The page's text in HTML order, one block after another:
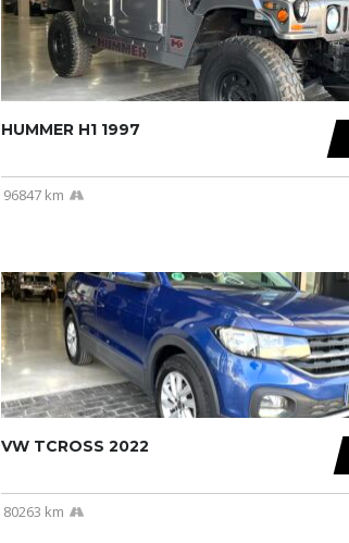
HUMMER H1 1997
96847 km
VW TCROSS 2022
80263 km